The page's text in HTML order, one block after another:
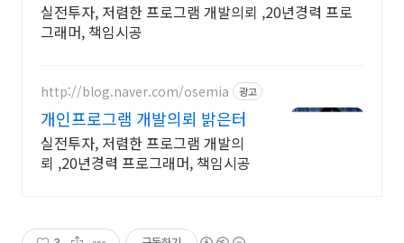
실전투자, 저렴한 프로그램 개발의뢰 ,20년경력 프로
그래머, 책임시공
http://blog.naver.com/osemia 광고
개인프로그램 개발의뢰 밝은터
실전투자, 저렴한 프로그램 개발의
뢰 ,20년경력 프로그래머, 책임시공